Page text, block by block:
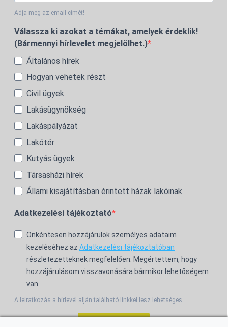
Adja meg az email címét!
Válassza ki azokat a témákat, amelyek érdeklik!
(Bármennyi hírlevelet megjelölhet.)
Általános hírek
Hogyan vehetek részt
Civil ügyek
Lakásügynökség
Lakáspályázat
Lakótér
Kutyás ügyek
Társasházi hírek
Állami kisajátításban érintett házak lakóinak
Adatkezelési tájékoztató
Önkéntesen hozzájárulok személyes adataim
kezeléséhez az Adatkezelési tájékoztatóban
részletezetteknek megfelelően. Megértettem, hogy
hozzájárulásom visszavonására bármikor lehetőségem
van.
A leiratkozás a hírlevél alján található linkkel lesz lehetséges.